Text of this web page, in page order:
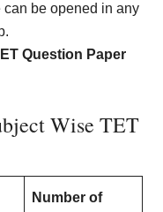
be opened in any
Question Paper
Wise TET
Number of